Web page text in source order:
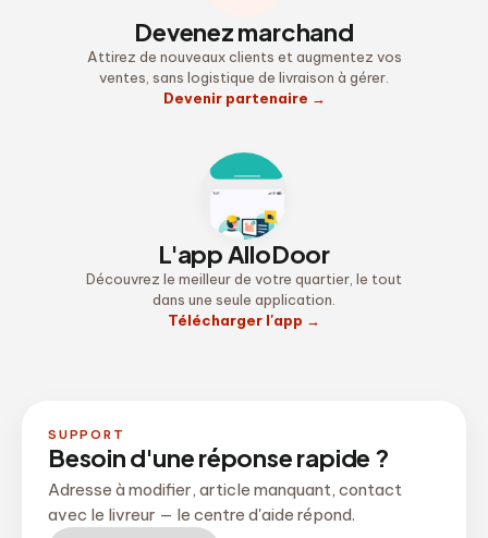
Devenez marchand
Attirez de nouveaux clients et augmentez vos
ventes, sans logistique de livraison à gérer.
Devenir partenaire →
L'app AlloDoor
Découvrez le meilleur de votre quartier, le tout
dans une seule application.
Télécharger l'app →
SUPPORT
Besoin d'une réponse rapide ?
Adresse à modifier, article manquant, contact
avec le livreur — le centre d'aide répond.